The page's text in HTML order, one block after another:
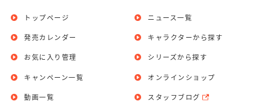
トップページ
発売カレンダー
お気に入り管理
ニュース一覧
キャラクターから探す
シリーズから探す
キャンペーン一覧
動画一覧
オンラインショップ
スタッフブログ